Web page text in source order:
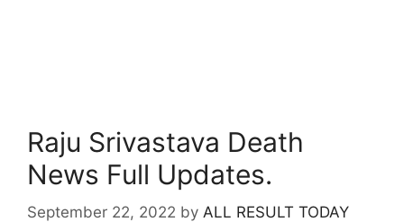
Raju Srivastava Death
News Full Updates.
September 22, 2022 by ALL RESULT TODAY